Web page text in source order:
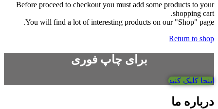
Before proceed to checkout you must add some products to your
shopping cart.
You will find a lot of interesting products on our "Shop" page.
Return to shop
برای چاپ فوری
اینجا کلیک کنید
درباره ما